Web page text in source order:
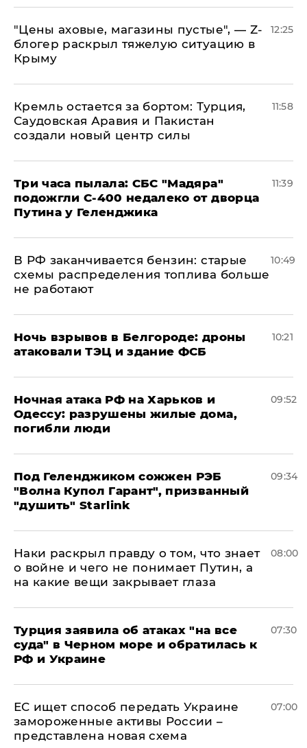
​"Цены аховые, магазины пустые", — Z-
блогер раскрыл тяжелую ситуацию в
Крыму
12:25
​Кремль остается за бортом: Турция,
Саудовская Аравия и Пакистан
создали новый центр силы
11:58
Три часа пылала: СБС "Мадяра"
подожгли С-400 недалеко от дворца
Путина у Геленджика
11:39
​В РФ заканчивается бензин: старые
схемы распределения топлива больше
не работают
10:49
​Ночь взрывов в Белгороде: дроны
атаковали ТЭЦ и здание ФСБ
10:21
​Ночная атака РФ на Харьков и
Одессу: разрушены жилые дома,
погибли люди
09:52
Под Геленджиком сожжен РЭБ
"Волна Купол Гарант", призванный
"душить" Starlink
09:34
Наки раскрыл правду о том, что знает
о войне и чего не понимает Путин, а
на какие вещи закрывает глаза
08:00
Турция заявила об атаках "на все
суда" в Черном море и обратилась к
РФ и Украине
07:30
ЕС ищет способ передать Украине
замороженные активы России –
представлена новая схема
07:00